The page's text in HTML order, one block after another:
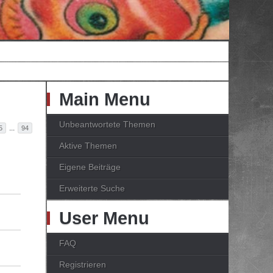
... 94
Main Menu
Unbeantwortete Themen
Aktive Themen
Eigene Beiträge
Erweiterte Suche
User Menu
FAQ
Registrieren